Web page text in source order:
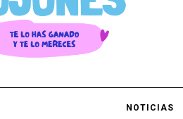
NOTICIAS